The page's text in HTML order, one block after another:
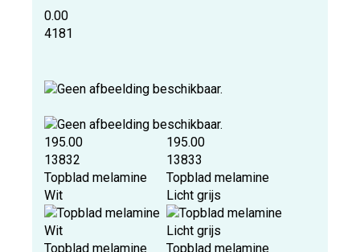
0.00
4181
195.00
13832
Topblad melamine
Wit
Topblad melamine
195.00
13833
Topblad melamine
Licht grijs
Topblad melamine